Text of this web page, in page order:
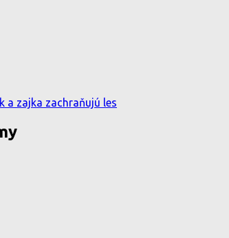
a zajka zachraňujú les